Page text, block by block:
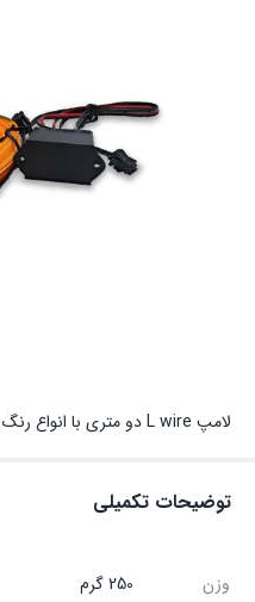
لامپ L wire دو متری با انواع رنگ ها
توضیحات تکمیلی
وزن 250 گرم